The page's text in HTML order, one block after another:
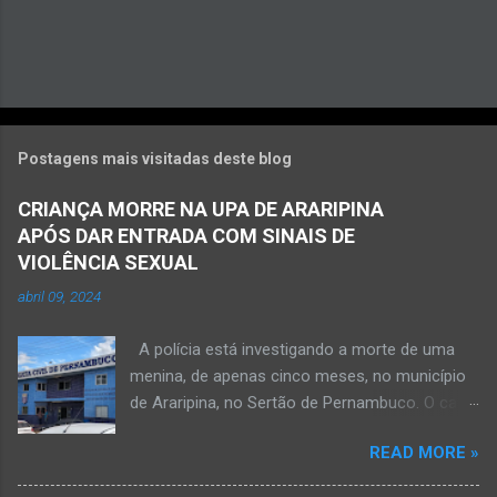
Postagens mais visitadas deste blog
CRIANÇA MORRE NA UPA DE ARARIPINA
APÓS DAR ENTRADA COM SINAIS DE
VIOLÊNCIA SEXUAL
abril 09, 2024
A polícia está investigando a morte de uma
menina, de apenas cinco meses, no município
de Araripina, no Sertão de Pernambuco. O caso
morte a esclarecer”. A PM diz que, na segunda-
feira (8), foi acionada para verificar uma
READ MORE »